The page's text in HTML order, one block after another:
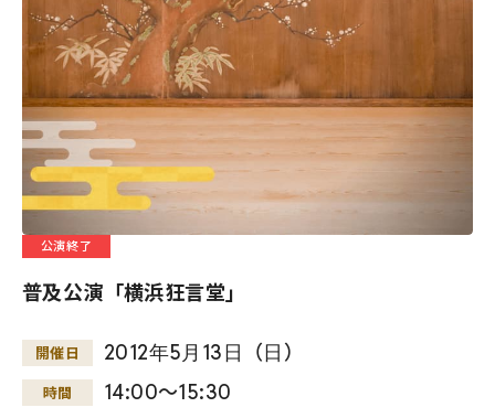
公演終了
普及公演「横浜狂言堂」
開催日 2012年5月 13日 （日 ）
時間 14:00～15:30